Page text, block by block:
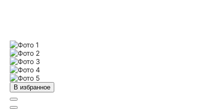
В избранное